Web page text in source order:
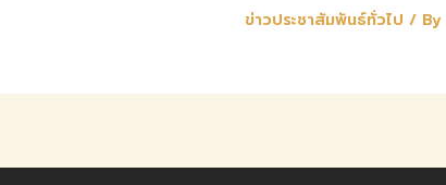
ข่าวประชาสัมพันธ์ทั่วไป / By